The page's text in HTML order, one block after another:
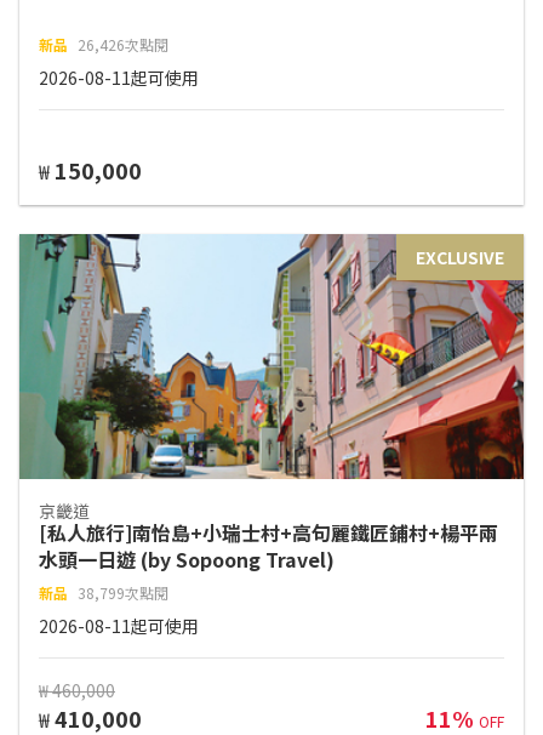
新品 26,426次點閱
2026-08-11起可使用
₩ 150,000
EXCLUSIVE
京畿道
[私人旅行]南怡島+小瑞士村+高句麗鐵匠鋪村+楊平兩
水頭一日遊 (by Sopoong Travel)
新品 38,799次點閱
2026-08-11起可使用
₩ 460,000
₩410,000 11% OFF